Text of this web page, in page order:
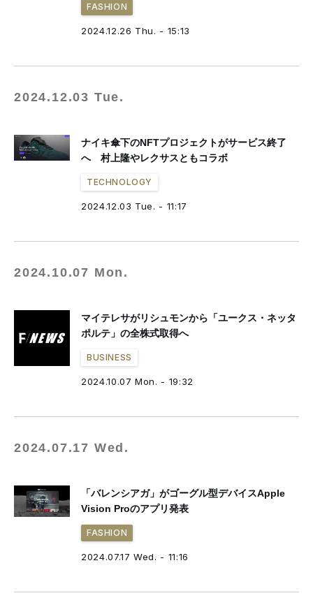
FASHION
2024.12.26 Thu. - 15:13
2024.12.03 Tue.
ナイキ傘下のNFTプロジェクトがサービス終了
へ 村上隆やレクサスともコラボ
TECHNOLOGY
2024.12.03 Tue. - 11:17
2024.10.07 Mon.
マイテレサがリシュモンから「ユークス・ネッタ
ポルテ」の全株式取得へ
BUSINESS
2024.10.07 Mon. - 19:32
2024.07.17 Wed.
「バレンシアガ」がゴーグル型デバイスApple
Vision Proのアプリ発表
FASHION
2024.07.17 Wed. - 11:16